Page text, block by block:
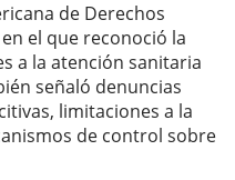
de Derechos
el que reconoció la
a la atención sanitaria
señaló denuncias
limitaciones a la
de control sobre